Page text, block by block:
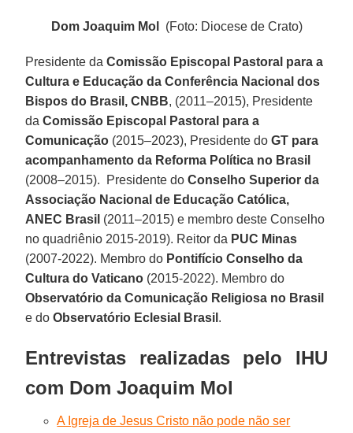
Dom Joaquim Mol (Foto: Diocese de Crato)
Presidente daComissão Episcopal Pastoral para a
Cultura e Educação da Conferência Nacional dos
Bispos do Brasil, CNBB, (2011–2015), Presidente
daComissão Episcopal Pastoral para a
Comunicação (2015–2023), Presidente doGT para
acompanhamento da Reforma Política no Brasil
(2008–2015). Presidente doConselho Superior da
Associação Nacional de Educação Católica,
ANEC Brasil (2011–2015) e membro deste Conselho
no quadriênio 2015-2019). Reitor da PUC Minas
(2007-2022). Membro do Pontifício Conselho da
Cultura do Vaticano (2015-2022). Membro do
Observatório da Comunicação Religiosa no Brasil
e doObservatório Eclesial Brasil .
Entrevistas realizadas pelo IHU
com Dom Joaquim Mol
A Igreja de Jesus Cristo não pode não ser